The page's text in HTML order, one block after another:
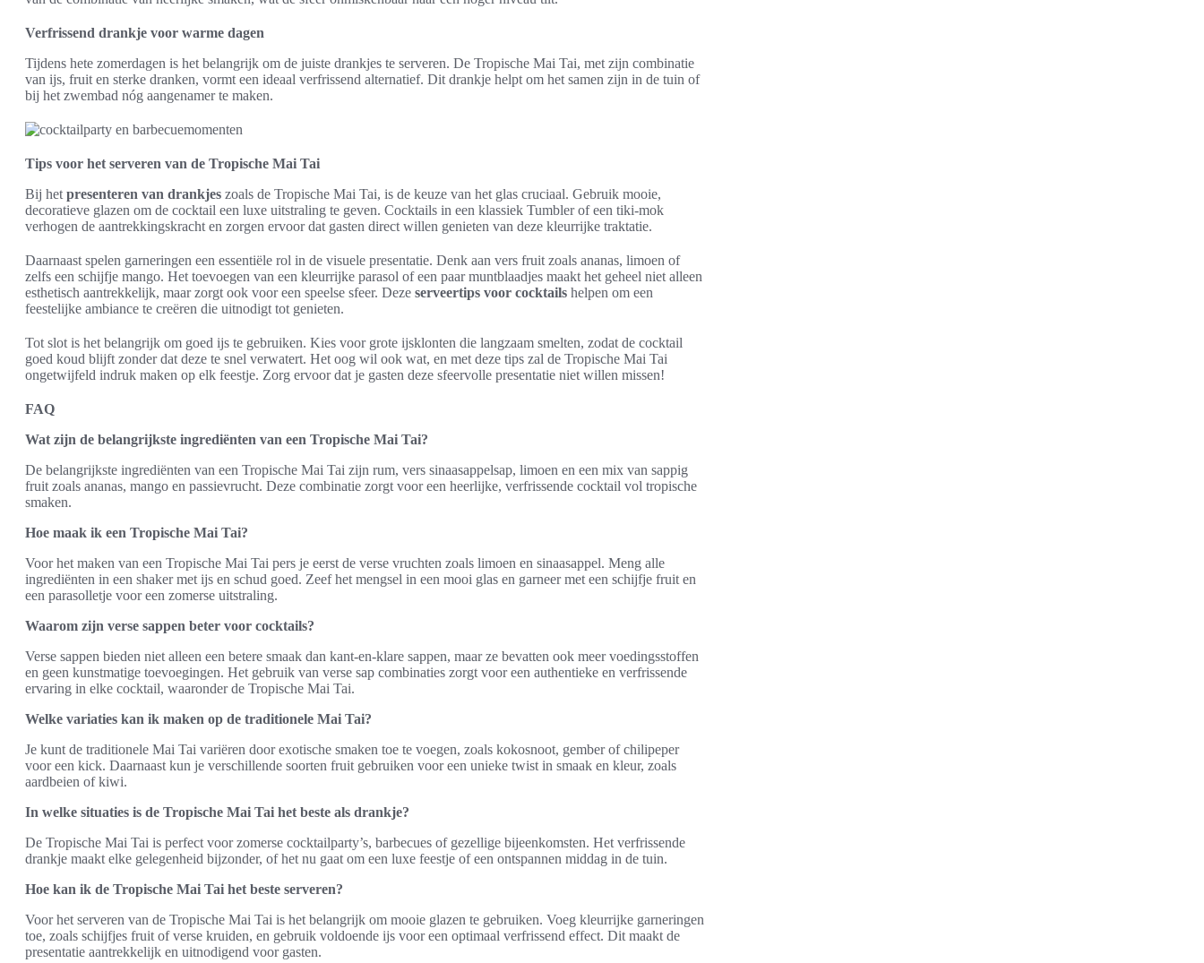
Verfrissend drankje voor warme dagen
Tijdens hete zomerdagen is het belangrijk om de juiste drankjes te serveren. De Tropische Mai Tai, met zijn combinatie
van ijs, fruit en sterke dranken, vormt een ideaal verfrissend alternatief. Dit drankje helpt om het samen zijn in de tuin of
bij het zwembad nóg aangenamer te maken.
Tips voor het serveren van de Tropische Mai Tai
Bij het presenteren van drankjes zoals de Tropische Mai Tai, is de keuze van het glas cruciaal. Gebruik mooie,
decoratieve glazen om de cocktail een luxe uitstraling te geven. Cocktails in een klassiek Tumbler of een tiki-mok
verhogen de aantrekkingskracht en zorgen ervoor dat gasten direct willen genieten van deze kleurrijke traktatie.
Daarnaast spelen garneringen een essentiële rol in de visuele presentatie. Denk aan vers fruit zoals ananas, limoen of
zelfs een schijfje mango. Het toevoegen van een kleurrijke parasol of een paar muntblaadjes maakt het geheel niet alleen
esthetisch aantrekkelijk, maar zorgt ook voor een speelse sfeer. Deze serveertips voor cocktails helpen om een
feestelijke ambiance te creëren die uitnodigt tot genieten.
Tot slot is het belangrijk om goed ijs te gebruiken. Kies voor grote ijsklonten die langzaam smelten, zodat de cocktail
goed koud blijft zonder dat deze te snel verwatert. Het oog wil ook wat, en met deze tips zal de Tropische Mai Tai
ongetwijfeld indruk maken op elk feestje. Zorg ervoor dat je gasten deze sfeervolle presentatie niet willen missen!
FAQ
Wat zijn de belangrijkste ingrediënten van een Tropische Mai Tai?
De belangrijkste ingrediënten van een Tropische Mai Tai zijn rum, vers sinaasappelsap, limoen en een mix van sappig
fruit zoals ananas, mango en passievrucht. Deze combinatie zorgt voor een heerlijke, verfrissende cocktail vol tropische
smaken.
Hoe maak ik een Tropische Mai Tai?
Voor het maken van een Tropische Mai Tai pers je eerst de verse vruchten zoals limoen en sinaasappel. Meng alle
ingrediënten in een shaker met ijs en schud goed. Zeef het mengsel in een mooi glas en garneer met een schijfje fruit en
een parasolletje voor een zomerse uitstraling.
Waarom zijn verse sappen beter voor cocktails?
Verse sappen bieden niet alleen een betere smaak dan kant-en-klare sappen, maar ze bevatten ook meer voedingsstoffen
en geen kunstmatige toevoegingen. Het gebruik van verse sap combinaties zorgt voor een authentieke en verfrissende
ervaring in elke cocktail, waaronder de Tropische Mai Tai.
Welke variaties kan ik maken op de traditionele Mai Tai?
Je kunt de traditionele Mai Tai variëren door exotische smaken toe te voegen, zoals kokosnoot, gember of chilipeper
voor een kick. Daarnaast kun je verschillende soorten fruit gebruiken voor een unieke twist in smaak en kleur, zoals
aardbeien of kiwi.
In welke situaties is de Tropische Mai Tai het beste als drankje?
De Tropische Mai Tai is perfect voor zomerse cocktailparty’s, barbecues of gezellige bijeenkomsten. Het verfrissende
drankje maakt elke gelegenheid bijzonder, of het nu gaat om een luxe feestje of een ontspannen middag in de tuin.
Hoe kan ik de Tropische Mai Tai het beste serveren?
Voor het serveren van de Tropische Mai Tai is het belangrijk om mooie glazen te gebruiken. Voeg kleurrijke garneringen
toe, zoals schijfjes fruit of verse kruiden, en gebruik voldoende ijs voor een optimaal verfrissend effect. Dit maakt de
presentatie aantrekkelijk en uitnodigend voor gasten.